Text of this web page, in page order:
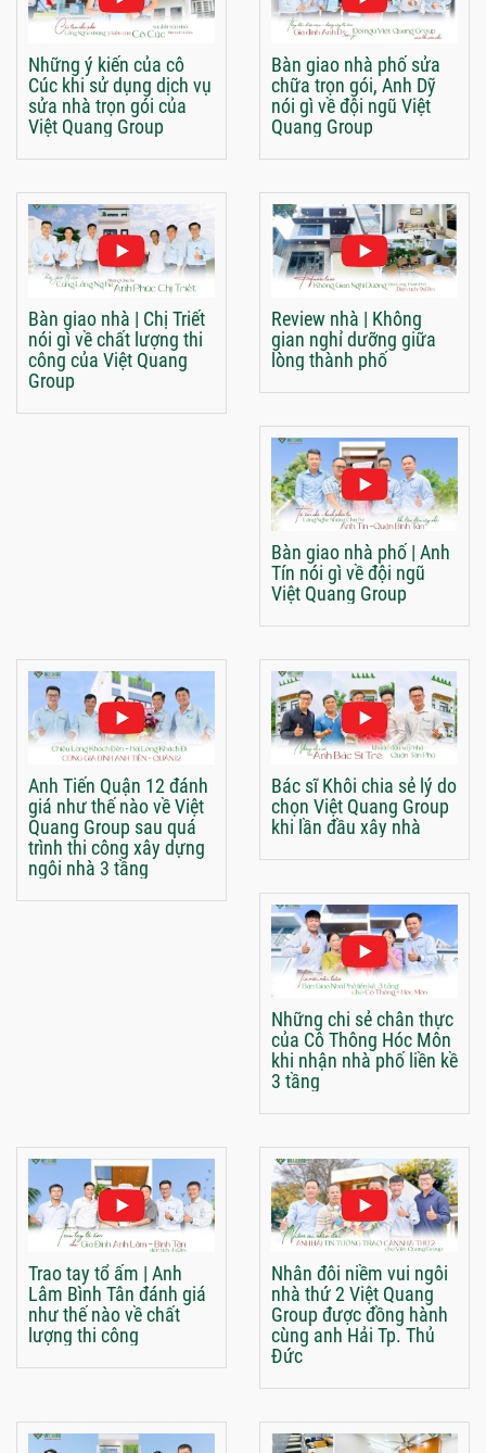
Những ý kiến của cô
Cúc khi sử dụng dịch vụ
sửa nhà trọn gói của
Việt Quang Group
Bàn giao nhà phố sửa
chữa trọn gói, Anh Dỹ
nói gì về đội ngũ Việt
Quang Group
Bàn giao nhà | Chị Triết
nói gì về chất lượng thi
công của Việt Quang
Group
Review nhà | Không
gian nghỉ dưỡng giữa
lòng thành phố
Bàn giao nhà phố | Anh
Tín nói gì về đội ngũ
Việt Quang Group
Anh Tiến Quận 12 đánh
giá như thế nào về Việt
Quang Group sau quá
trình thi công xây dựng
ngôi nhà 3 tầng
Bác sĩ Khôi chia sẻ lý do
chọn Việt Quang Group
khi lần đầu xây nhà
Những chi sẻ chân thực
của Cô Thông Hóc Môn
khi nhận nhà phố liền kề
3 tầng
Trao tay tổ ấm | Anh
Lâm Bình Tân đánh giá
như thế nào về chất
lượng thi công
Nhân đôi niềm vui ngôi
nhà thứ 2 Việt Quang
Group được đồng hành
cùng anh Hải Tp. Thủ
Đức